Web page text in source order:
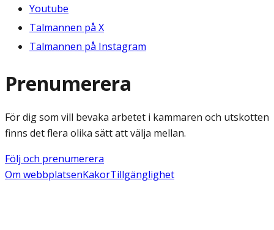
Youtube
Talmannen på X
Talmannen på Instagram
Prenumerera
För dig som vill bevaka arbetet i kammaren och utskotten
finns det flera olika sätt att välja mellan.
Följ och prenumerera
Om webbplatsenKakorTillgänglighet